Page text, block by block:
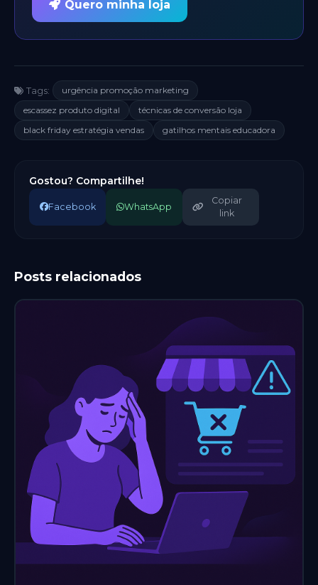
Quero minha loja
Tags:
urgência promoção marketing
escassez produto digital
técnicas de conversão loja
black friday estratégia vendas
gatilhos mentais educadora
Gostou? Compartilhe!
Facebook WhatsApp
Copiar
link
Posts relacionados